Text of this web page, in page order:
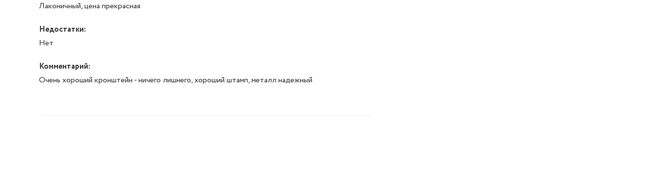
Лаконичный, цена прекрасная
Недостатки:
Нет
Комментарий:
Очень хороший кронштейн - ничего лишнего, хороший штамп, металл надежный